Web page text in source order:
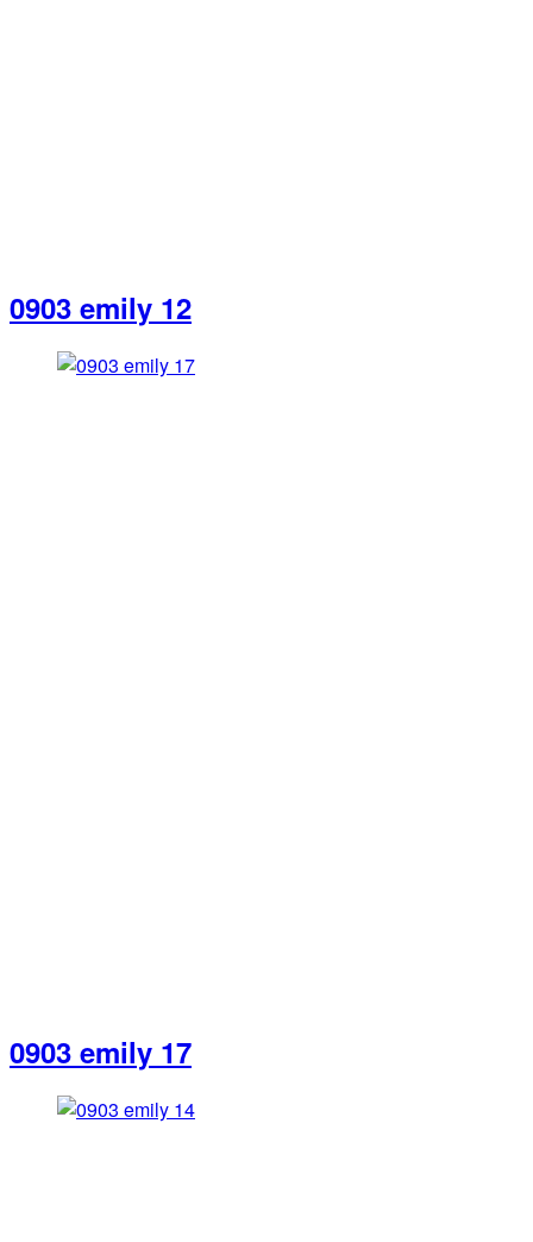
0903 emily 12
0903 emily 17